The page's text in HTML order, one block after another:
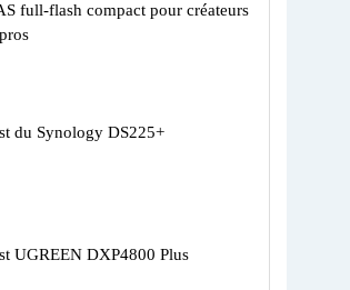
full-flash compact pour créateurs
du Synology DS225+
UGREEN DXP4800 Plus